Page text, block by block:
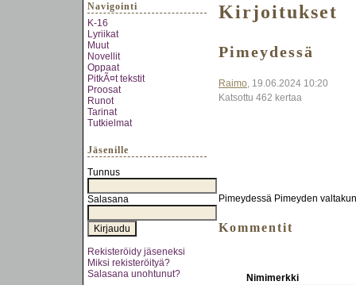
Navigointi
K-16
Lyriikat
Muut
Novellit
Oppaat
PitkÃ¤t tekstit
Proosat
Runot
Tarinat
Tutkielmat
Jäsenille
Tunnus
Salasana
Rekisteröidy jäseneksi
Miksi rekisteröityä?
Salasana unohtunut?
Kirjoitukset
Pimeydessä
Raimo, 19.06.2024 10:20
Katsottu 462 kertaa
Pimeydessä Pimeyden
Kommentit
Nimimerkki